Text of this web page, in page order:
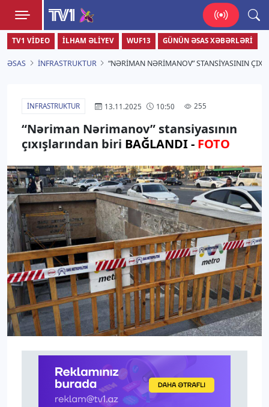
TV1
Zamanı bizimlə yaşa!
TV1 VIDEO İLHAM ƏLIYEV WUF13 GÜNÜN ƏSAS XƏBƏRLƏRI
ƏSAS İNFRASTRUKTUR “NƏRIMAN NƏRIMANOV” STANSIYASININ
İNFRASTRUKTUR 13.11.2025 10:50 255
“Nəriman Nərimanov” stansiyasının
çıxışlarından biri BAĞLANDI - FOTO